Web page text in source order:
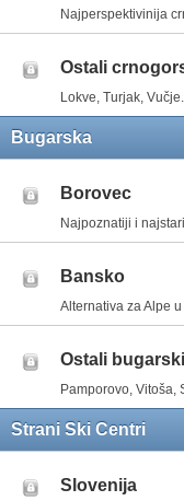
Najperspektivinija
Ostali
Lokve, Turjak, Vučje...
Bugarska
Borovec
Najpoznatiji i
Bansko
Alternativa za Alpe
Ostali
Pamporovo, Vitoša,
Strani Ski Centri
Slovenija